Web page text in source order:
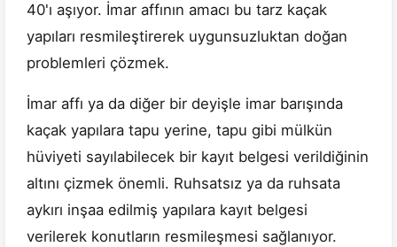
40'ı aşıyor. İmar affının amacı bu tarz kaçak
yapıları resmileştirerek uygunsuzluktan doğan
problemleri çözmek.
İmar affı ya da diğer bir deyişle imar barışında
kaçak yapılara tapu yerine, tapu gibi mülkün
hüviyeti sayılabilecek bir kayıt belgesi verildiğinin
altını çizmek önemli. Ruhsatsız ya da ruhsata
aykırı inşaa edilmiş yapılara kayıt belgesi
verilerek konutların resmileşmesi sağlanıyor.